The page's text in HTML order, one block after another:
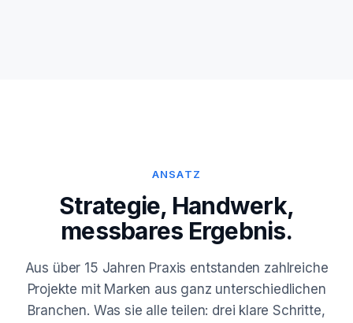
ANSATZ
Strategie, Handwerk,
messbares Ergebnis.
Aus über 15 Jahren Praxis entstanden zahlreiche
Projekte mit Marken aus ganz unterschiedlichen
Branchen. Was sie alle teilen: drei klare Schritte,